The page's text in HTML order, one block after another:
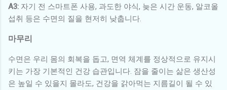
A3: 자기 전 스마트폰 사용, 과도한 야식, 늦은 시간 운동, 알코올
섭취 등은 수면의 질을 현저히 낮춥니다.
마무리
수면은 우리 몸의 회복을 돕고, 면역 체계를 정상적으로 유지시
키는 가장 기본적인 건강 습관입니다. 잠을 줄이는 삶은 생산성
은 높일 수 있을지 몰라도, 건강을 갉아먹는 지름길이 될 수 있